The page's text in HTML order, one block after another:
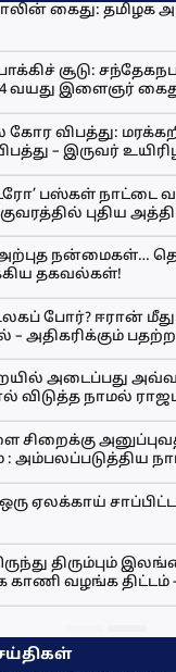
கைது: தமிழக
சூடு:
வயது இளைஞர்
கோர விபத்து:
– இருவர்
பஸ்கள்
புதிய
நன்மைகள்…
தகவல்கள்!
போர்? ஈரான்
– அதிகரிக்கும்
அடைப்பது
விடுத்த நாமல்
சிறைக்கு
: அம்பலப்படுத்திய
ஏலக்காய்
திரும்பும்
காணி வழங்க திட்டம்